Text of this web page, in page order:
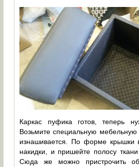
Каркас пуфика готов, теперь
Возьмите специальную
изнашивается. По форме крышки
накидки, и пришейте полосу
Сюда же можно пристрочить